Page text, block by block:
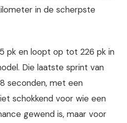
in de scherpste
pk en loopt op tot 226 pk in
Die laatste sprint van
seconden, met een
schokkend voor wie een
gewend is, maar voor